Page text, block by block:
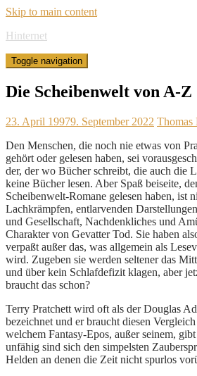
Skip to main content
Hinternet
Toggle navigation
Die Scheibenwelt von A-Z
23. April 19979. September 2022 Thomas
Den Menschen, die noch nie etwas von
gehört oder gelesen haben, sei
der, der wo Bücher schreibt, die auch die
keine Bücher lesen. Aber Spaß beiseite,
Scheibenwelt-Romane gelesen haben, ist
Lachkrämpfen, entlarvenden
und Gesellschaft, Nachdenkliches und
Charakter von Gevatter Tod. Sie haben
verpaßt außer das, was allgemein als
wird. Zugeben sie werden seltener das
und über kein Schlafdefizit klagen, aber
braucht das schon?
Terry Pratchett wird oft als der Douglas
bezeichnet und er braucht diesen
welchem Fantasy-Epos, außer seinem,
unfähig sind sich den simpelsten
Helden an denen die Zeit nicht spurlos